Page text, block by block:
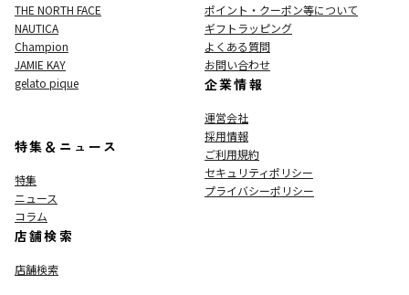
THE NORTH FACE
NAUTICA
Champion
JAMIE KAY
gelato pique
特集＆ニュース
特集
ニュース
コラム
店舗検索
店舗検索
ポイント・クーポン等について
ギフトラッピング
よくある質問
お問い合わせ
企業情報
運営会社
採用情報
ご利用規約
セキュリティポリシー
プライバシーポリシー